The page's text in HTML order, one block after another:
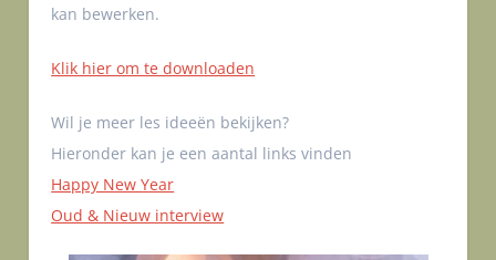
kan bewerken.
Klik hier om te downloaden
Wil je meer les ideeën bekijken?
Hieronder kan je een aantal links vinden
Happy New Year
Oud & Nieuw interview